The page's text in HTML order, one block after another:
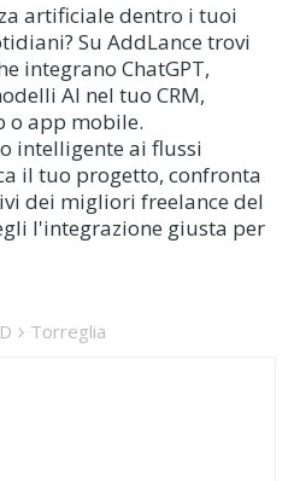
artificiale dentro i tuoi
Su AddLance trovi
integrano ChatGPT,
AI nel tuo CRM,
o app mobile.
intelligente ai flussi
il tuo progetto, confronta
dei migliori freelance del
l'integrazione giusta per
Torreglia